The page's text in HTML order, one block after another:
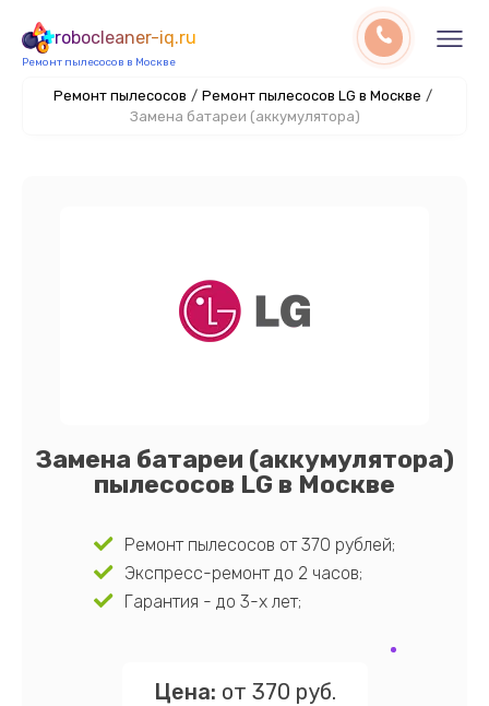
robocleaner-iq.ru
Ремонт пылесосов в Москве
Ремонт пылесосов / Ремонт пылесосов LG в Москве /
Замена батареи (аккумулятора)
Замена батареи (аккумулятора)
пылесосов LG в Москве
Ремонт пылесосов от 370 рублей;
Экспресс-ремонт до 2 часов;
Гарантия - до 3-х лет;
Цена: от 370 руб.